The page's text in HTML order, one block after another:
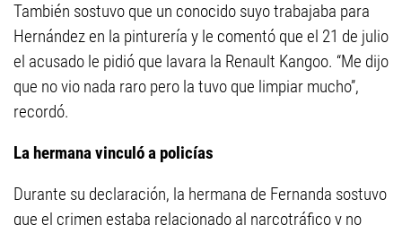
También sostuvo que un conocido suyo trabajaba para
Hernández en la pinturería y le comentó que el 21 de julio
el acusado le pidió que lavara la Renault Kangoo. “Me dijo
que no vio nada raro pero la tuvo que limpiar mucho”,
recordó.
La hermana vinculó a policías
Durante su declaración, la hermana de Fernanda sostuvo
que el crimen estaba relacionado al narcotráfico y no